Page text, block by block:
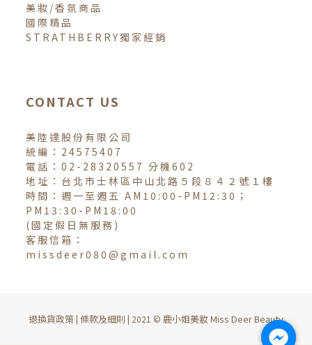
美妝/香氛商品
國際精品
STRATHBERRY獨家經銷
CONTACT US
美陸達股份有限公司
統編：24575407
電話：02-28320557 分機602
地址：台北市士林區中山北路５段８４２號１樓
時間：週一至週五 AM10:00-PM12:30；
PM13:30-PM18:00
(國定假日無服務)
客服信箱：
missdeer080@gmail.com
退換貨政策| 條款及細則 | 2021 © 鹿小姐美妝 Miss Deer Beauty